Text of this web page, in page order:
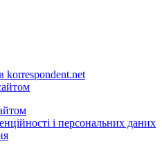
korrespondent.net
і персональних даних